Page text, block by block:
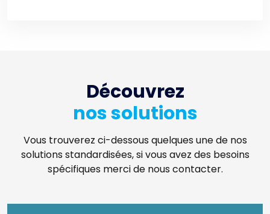
Découvrez
nos solutions
Vous trouverez ci-dessous quelques une de nos
solutions standardisées, si vous avez des besoins
spécifiques merci de nous contacter.